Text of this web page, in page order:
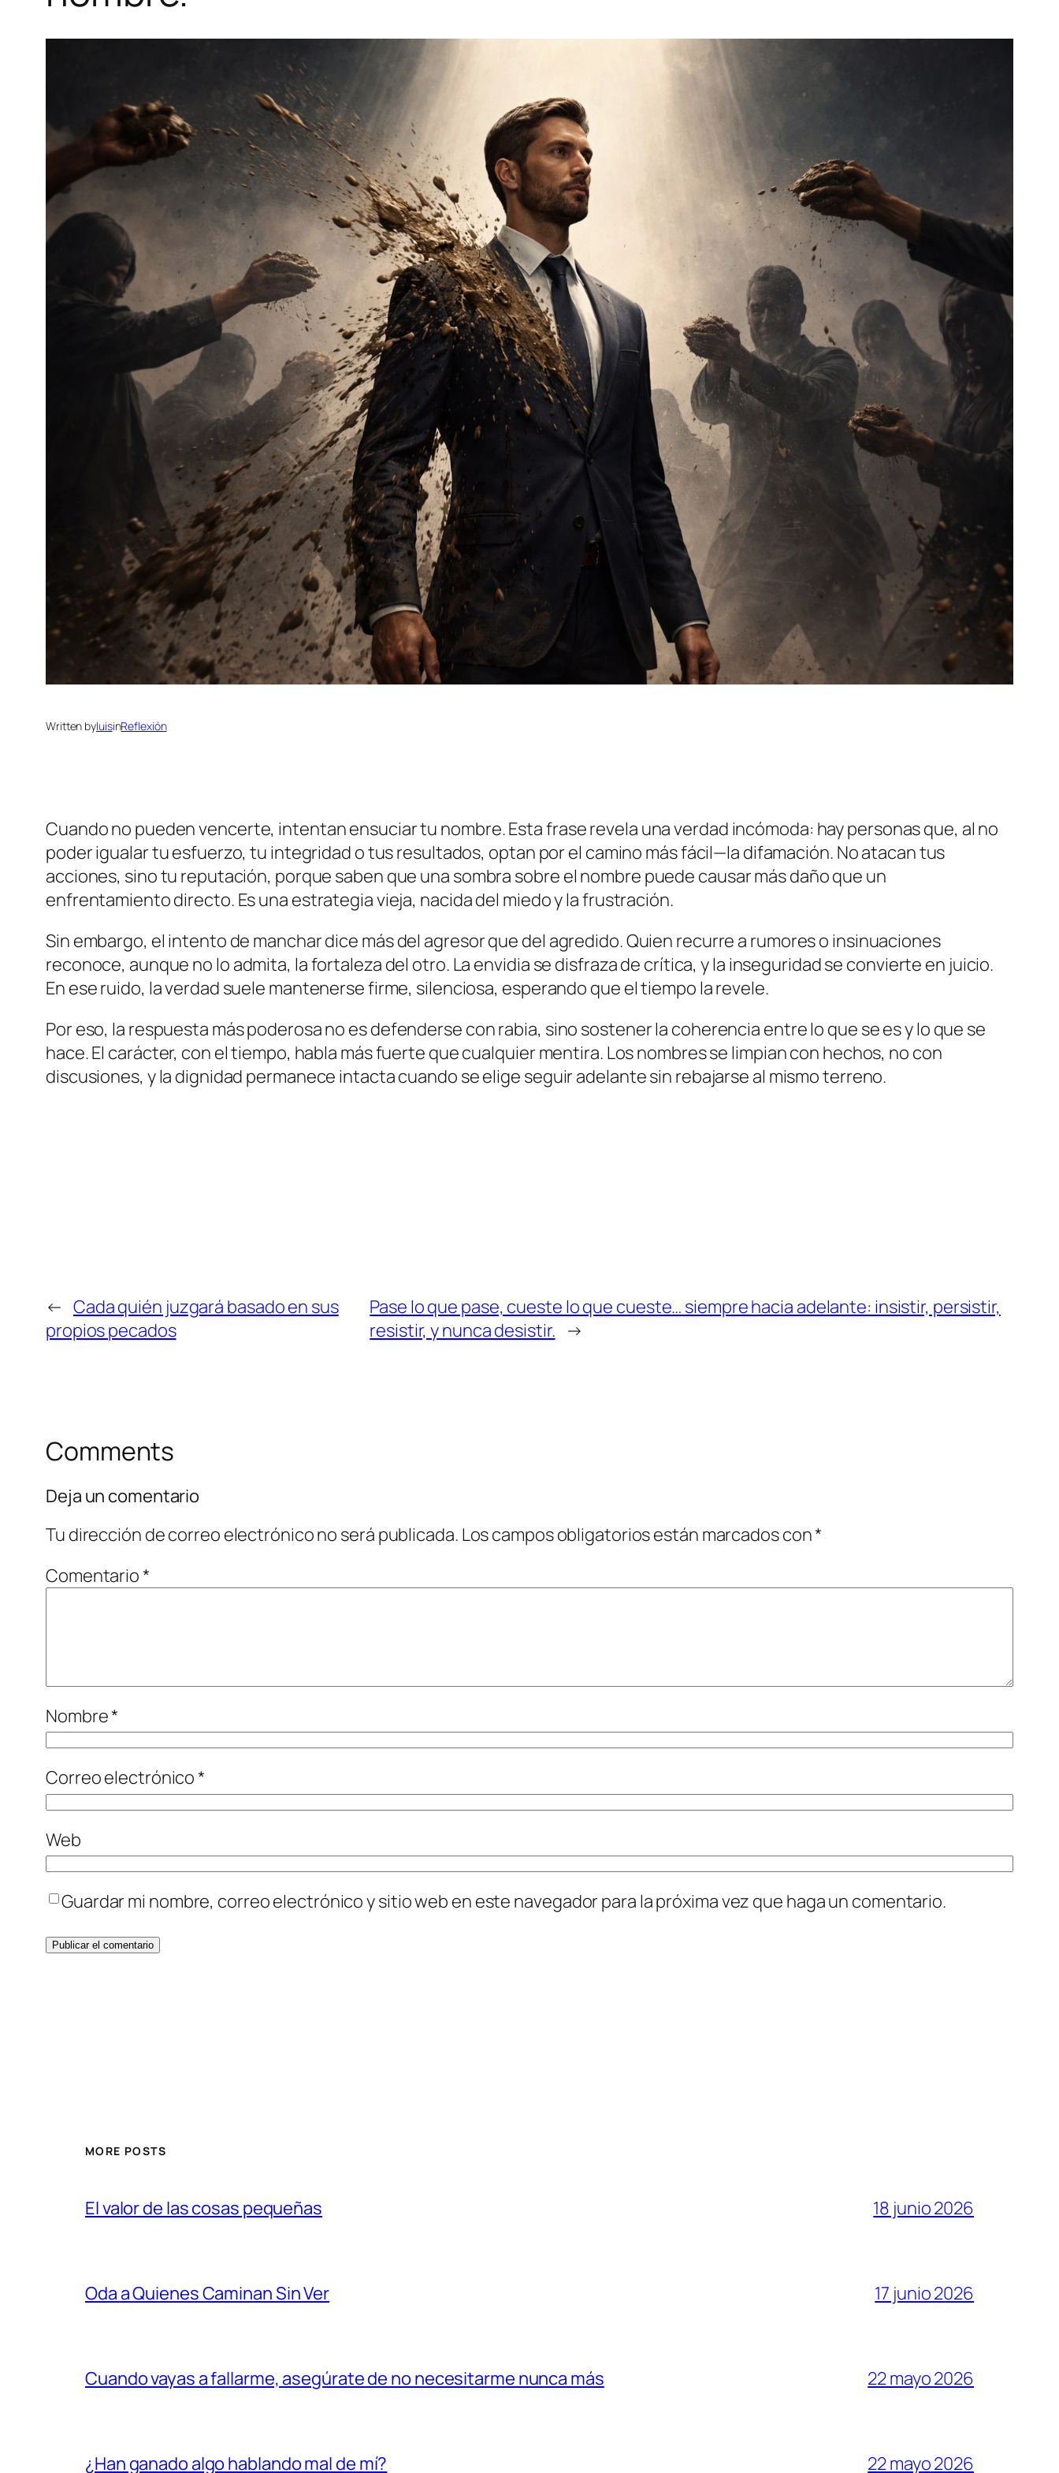
Written byluisinReflexión
Cuando no pueden vencerte, intentan ensuciar tu nombre. Esta frase revela una verdad incómoda: hay personas que, al no
poder igualar tu esfuerzo, tu integridad o tus resultados, optan por el camino más fácil—la difamación. No atacan tus
acciones, sino tu reputación, porque saben que una sombra sobre el nombre puede causar más daño que un
enfrentamiento directo. Es una estrategia vieja, nacida del miedo y la frustración.
Sin embargo, el intento de manchar dice más del agresor que del agredido. Quien recurre a rumores o insinuaciones
reconoce, aunque no lo admita, la fortaleza del otro. La envidia se disfraza de crítica, y la inseguridad se convierte en juicio.
En ese ruido, la verdad suele mantenerse firme, silenciosa, esperando que el tiempo la revele.
Por eso, la respuesta más poderosa no es defenderse con rabia, sino sostener la coherencia entre lo que se es y lo que se
hace. El carácter, con el tiempo, habla más fuerte que cualquier mentira. Los nombres se limpian con hechos, no con
discusiones, y la dignidad permanece intacta cuando se elige seguir adelante sin rebajarse al mismo terreno.
← Cada quién juzgará basado en sus
propios pecados
Pase lo que pase, cueste lo que cueste… siempre hacia adelante: insistir, persistir,
resistir, y nunca desistir. →
Comments
Deja un comentario
Tu dirección de correo electrónico no será publicada. Los campos obligatorios están marcados con*
Comentario*
Nombre*
Correo electrónico*
Web
Guardar mi nombre, correo electrónico y sitio web en este navegador para la próxima vez que haga un comentario.
MORE POSTS
El valor de las cosas pequeñas 18 junio 2026
Oda a Quienes Caminan Sin Ver 17 junio 2026
Cuando vayas a fallarme, asegúrate de no necesitarme nunca más 22 mayo 2026
¿Han ganado algo hablando mal de mí? 22 mayo 2026